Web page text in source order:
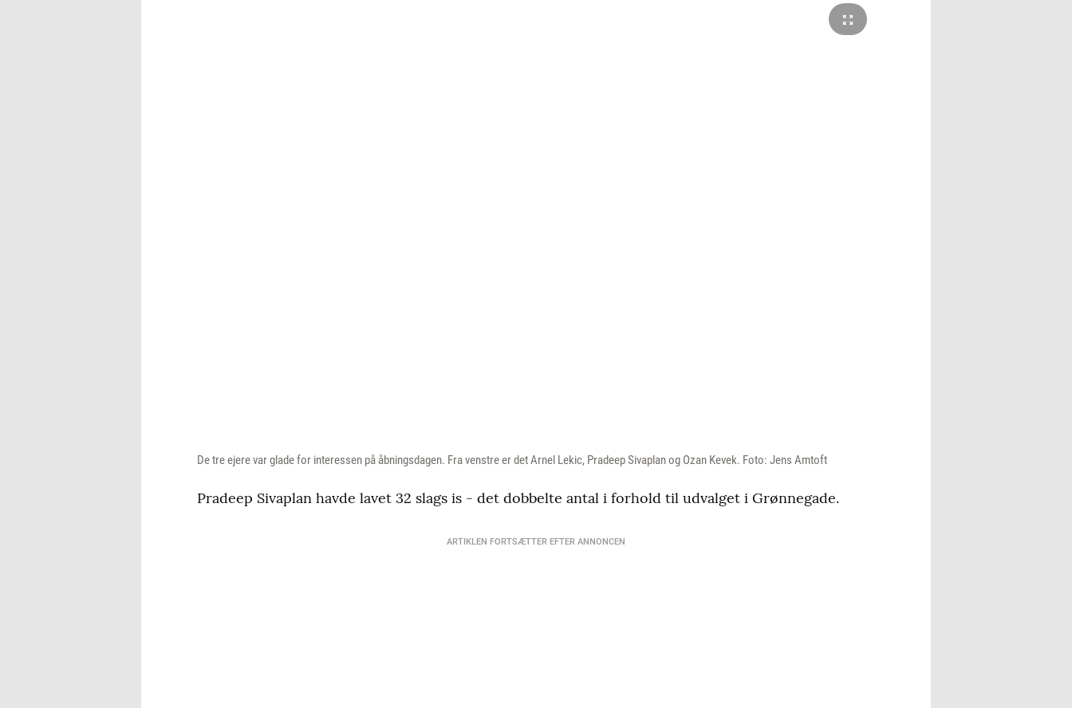
De tre ejere var glade for interessen på åbningsdagen. Fra venstre er det Arnel Lekic, Pradeep Sivaplan og Ozan Kevek. Foto: Jens Amtoft
Pradeep Sivaplan havde lavet 32 slags is - det dobbelte antal i forhold til udvalget i Grønnegade.
ARTIKLEN FORTSÆTTER EFTER ANNONCEN